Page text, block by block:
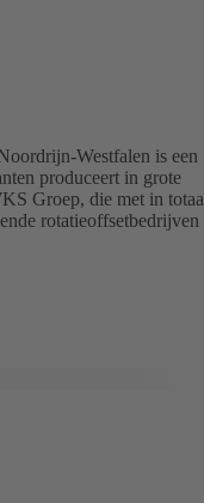
Westfalen is een
produceert in grote
Groep, die met in
rotatieoffsetbedrijven